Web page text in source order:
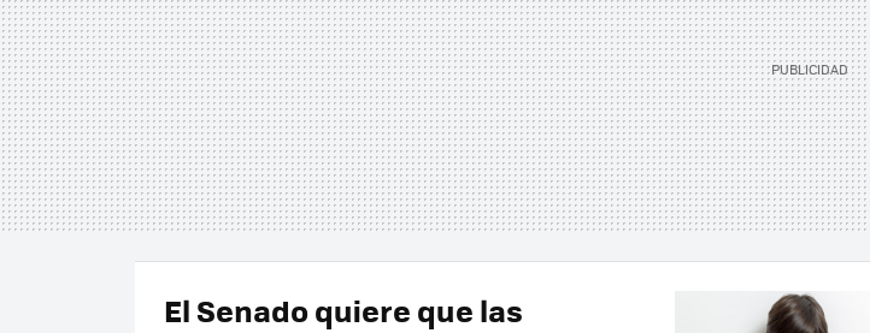
El Senado quiere que las